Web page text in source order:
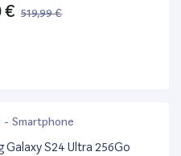
€ 519,99 €
- Smartphone
Galaxy S24 Ultra 256Go